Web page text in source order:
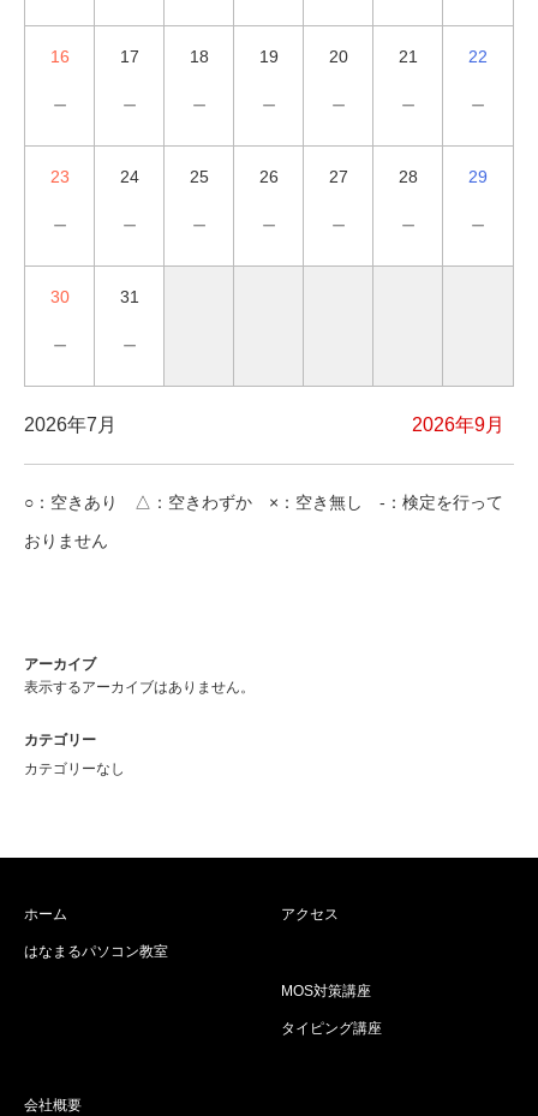
16
－
17
－
18
－
19
－
20
－
21
－
22
－
23
－
24
－
25
－
26
－
27
－
28
－
29
－
30
－
31
－
2026年7月 2026年9月
○：空きあり △：空きわずか ×：空き無し -：検定を行って
おりません
アーカイブ
表示するアーカイブはありません。
カテゴリー
カテゴリーなし
ホーム
はなまるパソコン教室
アクセス
MOS対策講座
タイピング講座
会社概要